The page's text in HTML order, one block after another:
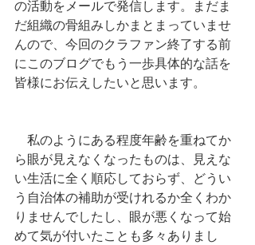
の活動をメールで発信します。まだま
だ組織の骨組みしかまとまっていませ
んので、今回のクラファン終了する前
にこのブログでもう一歩具体的な話を
皆様にお伝えしたいと思います。
私のようにある程度年齢を重ねてか
ら眼が見えなくなったものは、見えな
い生活に全く順応しておらず、どうい
う自治体の補助が受けれるか全くわか
りませんでしたし、眼が悪くなって始
めて気が付いたことも多々ありまし